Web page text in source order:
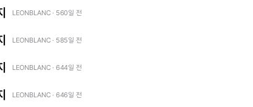
LEONBLANC · 560일 전
LEONBLANC · 585일 전
LEONBLANC · 644일 전
LEONBLANC · 646일 전